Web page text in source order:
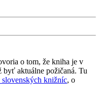
o tom, že kniha je v
byť aktuálne požičaná. Tu
knižníc, o